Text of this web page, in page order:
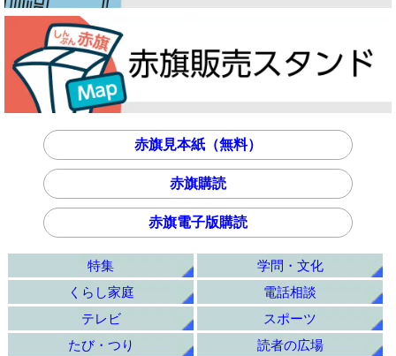
赤旗見本紙（無料）
赤旗購読
赤旗電子版購読
特集
学問・文化
くらし家庭
電話相談
テレビ
スポーツ
たび・つり
読者の広場